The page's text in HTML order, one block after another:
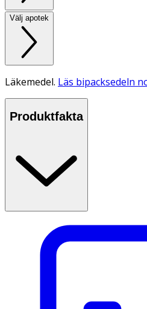
Välj apotek
Läkemedel. Läs bipacksedeln
Produktfakta